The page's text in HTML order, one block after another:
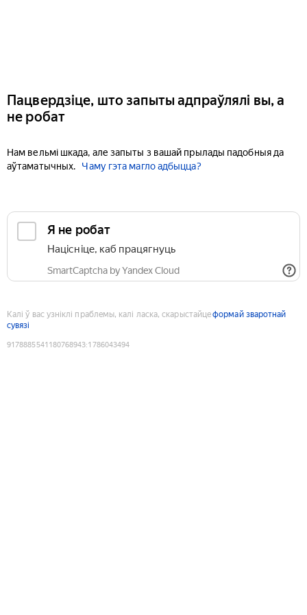
Пацвердзіце, што запыты адпраўлялі вы, а
не робат
Нам вельмі шкада, але запыты з вашай прылады падобныя да
аўтаматычных.
Чаму гэта магло адбыцца?
Я не робат
Націсніце, каб працягнуць
SmartCaptcha by Yandex Cloud
Калі ў вас узніклі праблемы, калі ласка, скарыстайцеформай зваротнай
сувязі
9178885541180768943:1786043494